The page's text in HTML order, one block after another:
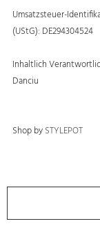
Umsatzsteuer-
(UStG): DE294304524
Inhaltlich
Danciu
Shop bySTYLEPOT